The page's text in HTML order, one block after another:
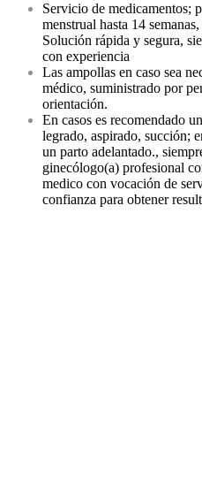
Servicio de medicamentos;
menstrual hasta 14
Solución rápida y segura,
con experiencia
Las ampollas en caso sea
médico, suministrado por
orientación.
En casos es recomendado
legrado, aspirado, succión;
un parto adelantado.,
ginecólogo(a) profesional
medico con vocación de
confianza para obtener